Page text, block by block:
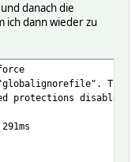
danach die
ich dann wieder zu
"globalignorefile".
protections disabled.